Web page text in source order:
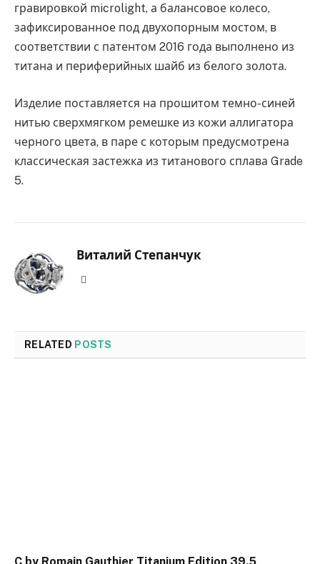
гравировкой microlight, а балансовое колесо,
зафиксированное под двухопорным мостом, в
соответствии с патентом 2016 года выполнено из
титана и периферийных шайб из белого золота.
Изделие поставляется на прошитом темно-синей
нитью сверхмягком ремешке из кожи аллигатора
черного цвета, в паре с которым предусмотрена
классическая застежка из титанового сплава Grade
5.
Виталий Степанчук
RELATED POSTS